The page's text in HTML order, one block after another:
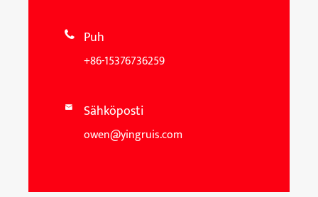
 Puh
+86-15376736259
 Sähköposti
owen@yingruis.com